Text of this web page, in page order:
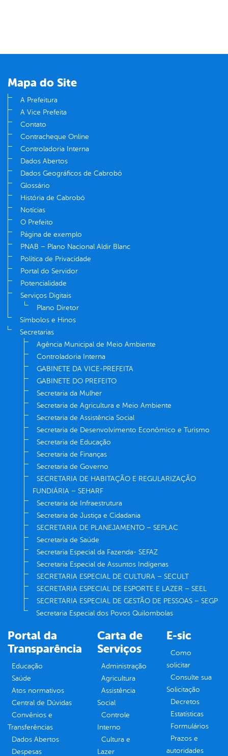
Mapa do Site
A Prefeitura
A Vice Prefeita
Contato
Contracheque Online
Controladoria Interna
Dados Abertos
Dados Geográficos de Cabrobó
Glossário
História de Cabrobó
Notícias
O Prefeito
Página de exemplo
PNAB – Plano Nacional Aldir Blanc
Política de Privacidade
Portal do Servidor
Potencialidade
Serviços Digitais
Plano Diretor
Símbolos e Hinos
Secretarias
Agência Municipal de Meio Ambiente
Controladoria Interna
GABINETE DA VICE-PREFEITA
GABINETE DO PREFEITO
Secretaria da Mulher
Secretaria de Agricultura e Meio Ambiente
Secretaria de Assistência Social
Secretaria de Desenvolvimento Econômico e Turismo
Secretaria de Educação
Secretaria de Finanças
Secretaria de Governo
SECRETARIA DE HABITAÇÃO E REGULARIZAÇÃO
FUNDIÁRIA – SEHARF
Secretaria de Infraestrutura
Secretaria de Justiça e Cidadania
SECRETARIA DE PLANEJAMENTO – SEPLAC
Secretaria de Saúde
Secretaria Especial da Fazenda- SEFAZ
Secretaria Especial de Assuntos Indígenas
SECRETARIA ESPECIAL DE CULTURA – SECULT
SECRETARIA ESPECIAL DE ESPORTE E LAZER – SEEL
SECRETARIA ESPECIAL DE GESTÃO DE PESSOAS – SEGP
Secretaria Especial dos Povos Quilombolas
Portal da
Transparência
Educação
Saúde
Atos normativos
Central de Dúvidas
Convênios e
Transferências
Dados Abertos
Despesas
Carta de
Serviços
Administração
Agricultura
Assistência
Social
Controle
Interno
Cultura e
Lazer
E-sic
Como
solicitar
Consulte sua
Solicitação
Decretos
Estatísticas
Formulários
Prazos e
autoridades